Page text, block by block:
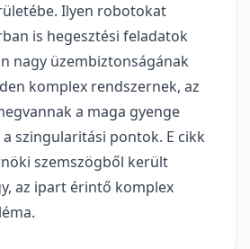
Ilyen robotokat
is hegesztési feladatok
nagy üzembiztonságának
komplex rendszernek, az
a maga gyenge
szingularitási pontok. E cikk
szemszögből került
az ipart érintő komplex